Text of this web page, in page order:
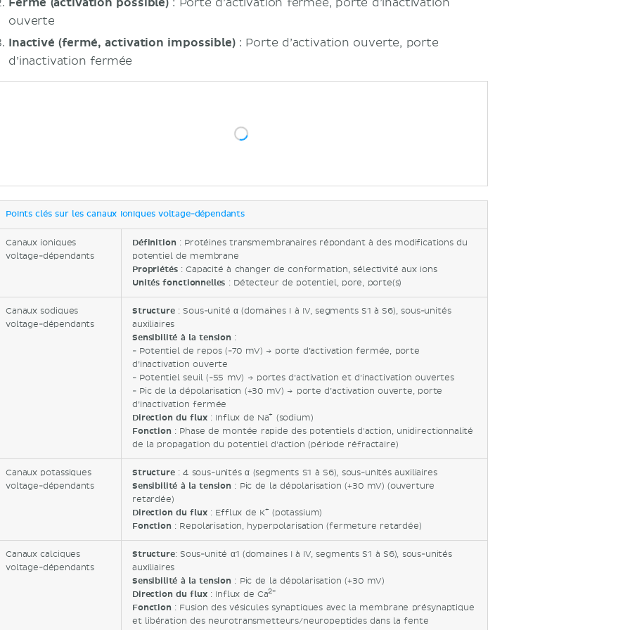
Fermé (activation possible): Porte d’activation fermée, porte d’inactivation
ouverte
Inactivé (fermé, activation impossible): Porte d’activation ouverte, porte
d’inactivation fermée
Points clés sur les canaux ioniques voltage-dépendants
Canaux ioniques
voltage-dépendants
Définition: Protéines transmembranaires répondant à des modifications du
potentiel de membrane
Propriétés: Capacité à changer de conformation, sélectivité aux ions
Unités fonctionnelles : Détecteur de potentiel, pore, porte(s)
Canaux sodiques
voltage-dépendants
Structure: Sous-unité α (domaines I à IV, segments S1 à S6), sous-unités
auxiliaires
Sensibilité à la tension:
- Potentiel de repos (-70 mV) → porte d’activation fermée, porte
d’inactivation ouverte
- Potentiel seuil (-55 mV) → portes d’activation et d’inactivation ouvertes
- Pic de la dépolarisation (+30 mV) → porte d’activation ouverte, porte
d’inactivation fermée
Direction du flux: Influx de Na+ (sodium)
Fonction: Phase de montée rapide des potentiels d'action, unidirectionnalité
de la propagation du potentiel d'action (période réfractaire)
Canaux potassiques
voltage-dépendants
Structure: 4 sous-unités α (segments S1 à S6), sous-unités auxiliaires
Sensibilité à la tension: Pic de la dépolarisation (+30 mV) (ouverture
retardée)
Direction du flux: Efflux de K+ (potassium)
Fonction: Repolarisation, hyperpolarisation (fermeture retardée)
Canaux calciques
voltage-dépendants
Structure: Sous-unité α1 (domaines I à IV, segments S1 à S6), sous-unités
auxiliaires
Sensibilité à la tension: Pic de la dépolarisation (+30 mV)
Direction du flux: Influx de Ca2+
Fonction: Fusion des vésicules synaptiques avec la membrane présynaptique
et libération des neurotransmetteurs/neuropeptides dans la fente